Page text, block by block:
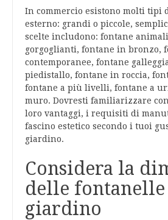
In commercio esistono molti tipi
esterno: grandi o piccole,
scelte includono: fontane
gorgoglianti, fontane in bronzo,
contemporanee, fontane
piedistallo, fontane in roccia,
fontane a più livelli, fontane a
muro. Dovresti familiarizzare
loro vantaggi, i requisiti di
fascino estetico secondo i tuoi
giardino.
Considera la
delle fontanelle
giardino